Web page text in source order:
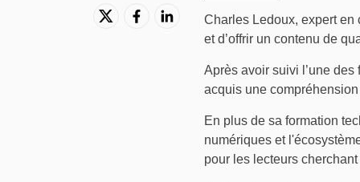
Charles Ledoux, expert en
et d’offrir un contenu de
Après avoir suivi l’une
acquis une
En plus de sa formation
numériques et
pour les lecteurs